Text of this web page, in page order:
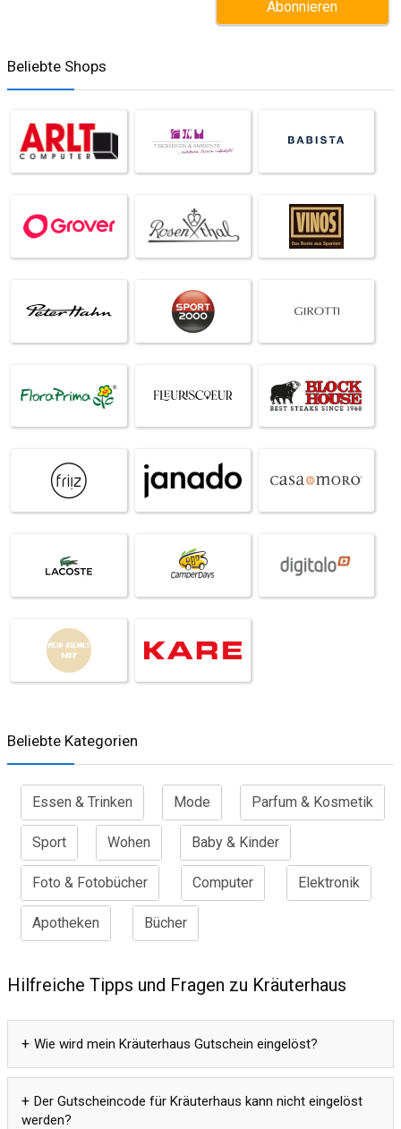
Beliebte Shops
Beliebte Kategorien
Essen & Trinken Mode Parfum & Kosmetik
Sport Wohen Baby & Kinder
Foto & Fotobücher Computer Elektronik
Apotheken Bücher
Hilfreiche Tipps und Fragen zu Kräuterhaus
Wie wird mein Kräuterhaus Gutschein eingelöst?
Der Gutscheincode für Kräuterhaus kann nicht eingelöst
werden?